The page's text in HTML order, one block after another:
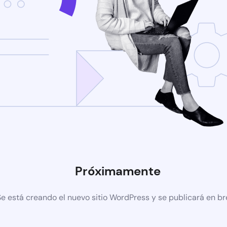
Próximamente
está creando el nuevo sitio WordPress y se publicará en